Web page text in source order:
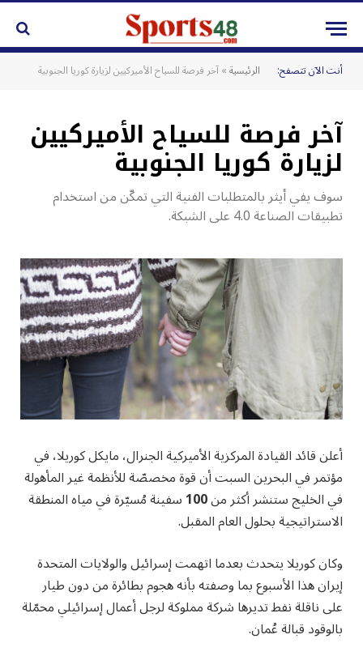
أنت الآن تتصفح: الرئيسية»آخر فرصة للسياح الأميركيين لزيارة كوريا الجنوبية
آخر فرصة للسياح الأميركيين
لزيارة كوريا الجنوبية
سوف يفي أيثر بالمتطلبات الفنية التي تمكّن من استخدام
تطبيقات الصناعة 4.0 على الشبكة.
أعلن قائد القيادة المركزية الأميركية الجنرال، مايكل كوريلا، في
مؤتمر في البحرين السبت أن قوة مخصصّة للأنظمة غير المأهولة
في الخليج ستنشر أكثر من100سفينة مُسيّرة في مياه المنطقة
الاستراتيجية بحلول العام المقبل.
وكان كوريلا يتحدث بعدما اتهمت إسرائيل والولايات المتحدة
إيران هذا الأسبوع بما وصفته بأنه هجوم بطائرة من دون طيار
على ناقلة نفط تديرها شركة مملوكة لرجل أعمال إسرائيلي محمّلة
بالوقود قبالة عُمان.